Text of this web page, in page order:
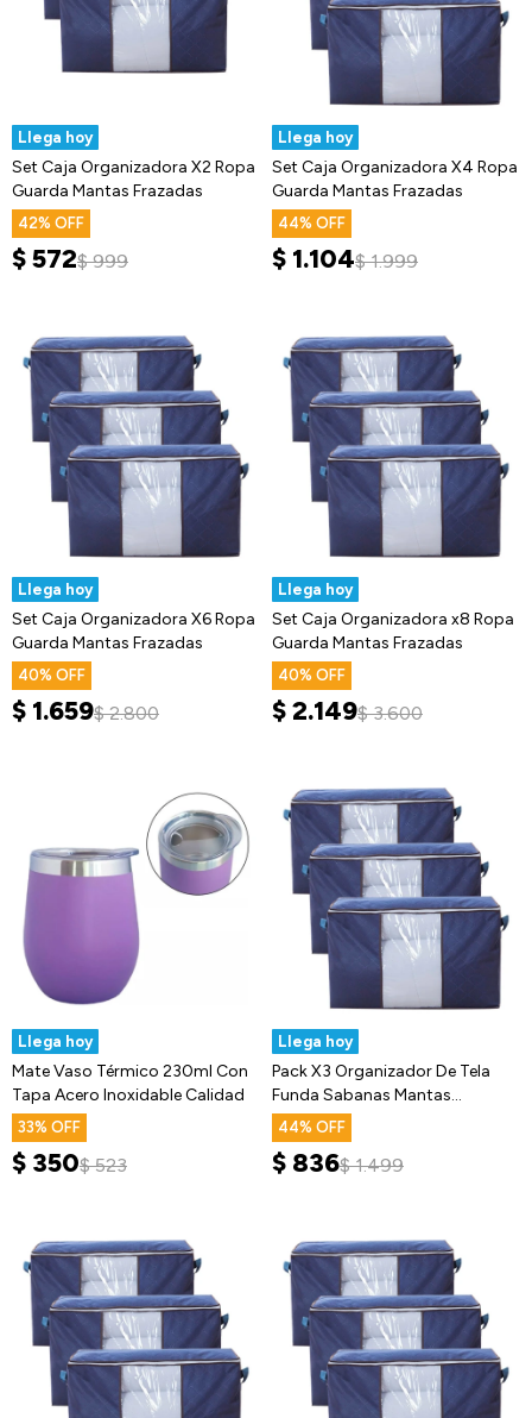
Llega hoy
Set Caja Organizadora X2 Ropa
Guarda Mantas Frazadas
42
$572$ 999
Llega hoy
Set Caja Organizadora X4 Ropa
Guarda Mantas Frazadas
44
$ 1.104$ 1.999
Llega hoy
Set Caja Organizadora X6 Ropa
Guarda Mantas Frazadas
40
$ 1.659$ 2.800
Llega hoy
Set Caja Organizadora x8 Ropa
Guarda Mantas Frazadas
40
$2.149$ 3.600
Llega hoy
Mate Vaso Térmico 230ml Con
Tapa Acero Inoxidable Calidad
33
$ 350$ 523
Llega hoy
Pack X3 Organizador De Tela
Funda Sabanas Mantas
Acolchados
44
$ 836$ 1.499